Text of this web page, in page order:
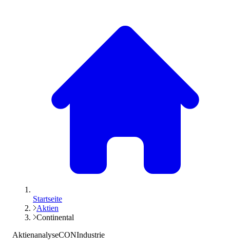
Startseite
Aktien
Continental
AktienanalyseCONIndustrie